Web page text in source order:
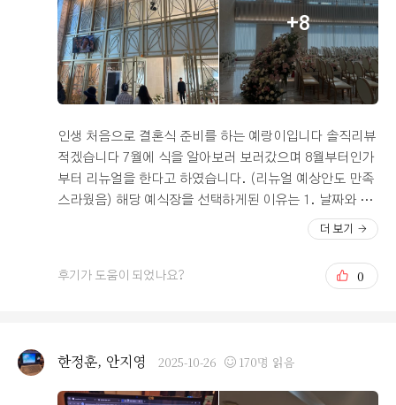
위치를 설명해주시고, 피드백 용지도 나눠주셔서 각 코너
별로 맛과 구성을 평가할 수 있었어요. 가을 시즌이라 소갈
비찜과 따뜻한 탕류가 중심으로 구성되어 있었는데요. 전
체적으로 음식 온도가 잘 유지되어 맛있게 즐길 수 있었어
요. 다만 조금 더 따뜻하게 유지되면 좋겠다는 생각은 들었
반적으로 만족했답니다. 부모님께서도 “예식 때 손님들도
만족하실 것 같다”며 칭찬해주셨어요. 디저트 코너의 케이
크와 과일도 깔끔하게 마무리되어 좋았답니다. 시식을 통
해 단순히 맛만 보는 것이 아니라 예식 당일의 음식 동선과
분위기를 미리 체험할 수 있어 정말 도움이 되었어요. 예식
홀 분위기부터 음식, 서비스까지 꼼꼼히 챙기는 분들께 오
펠리스 시식은 추천드리고 싶어요. 실제 사용자의 입장에
서 신경 써야 할 부분을 미리 체크하려는 신부님들께도 좋
+8
인생 처음으로 결혼식 준비를 하는 예랑이입니다 솔직리뷰
적겠습니다 7월에 식을 알아보러 보러갔으며 8월부터인가
부터 리뉴얼을 한다고 하였습니다. (리뉴얼 예상안도 만족
스라웠음) 해당 예식장을 선택하게된 이유는 1. 날짜와 시
간이 알아본곳중에 좋았음 2. 장소가 서울중심지라 선택함
3.식 이용시간과(1시간20분) 단독홀 그리고 주차장 3시간
이용권 4. 식사 리뷰가 대체로 좋았음 5. 결정적으로 금액
이 예산에 들어옴 해당이유들로 계약을 당일에 하였습니다
고 분식튀김메뉴들이 있는데 떡볶이는 없다!? 지극히 저의
개인적인 입맛 이지만..튀김이 먹고싶었지만 떡볶이가 없
더 보기
후기가 도움이 되었나요? 0
한정훈, 안지영 2025-10-26 170명 읽음